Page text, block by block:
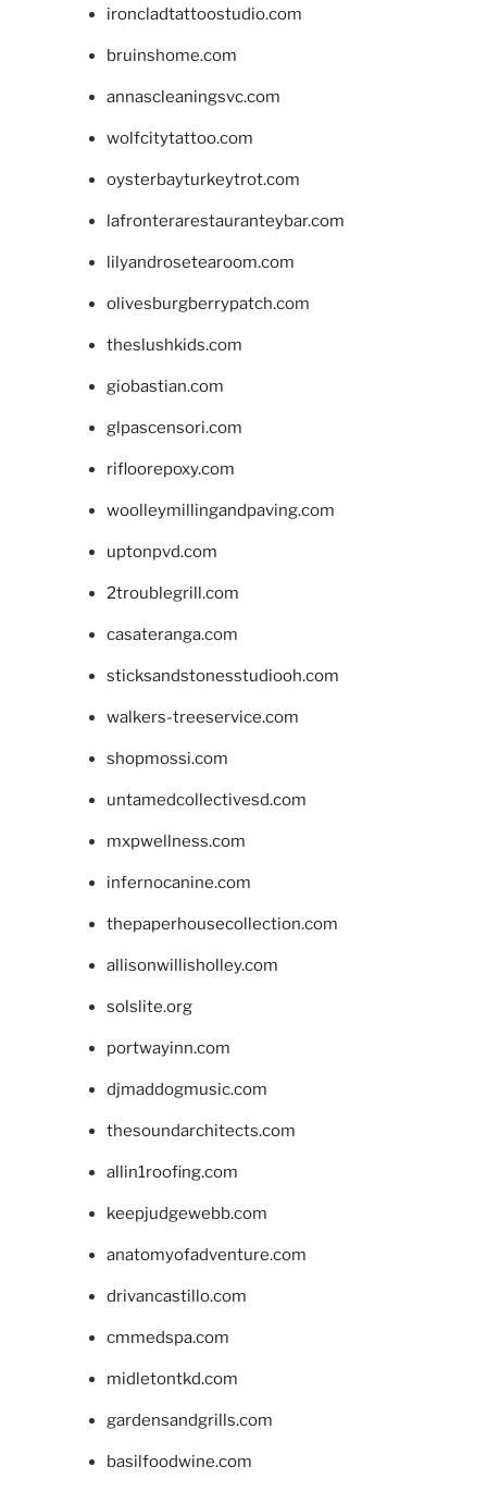
ironcladtattoostudio.com
bruinshome.com
annascleaningsvc.com
wolfcitytattoo.com
oysterbayturkeytrot.com
lafronterarestauranteybar.com
lilyandrosetearoom.com
olivesburgberrypatch.com
theslushkids.com
giobastian.com
glpascensori.com
rifloorepoxy.com
woolleymillingandpaving.com
uptonpvd.com
2troublegrill.com
casateranga.com
sticksandstonesstudiooh.com
walkers-treeservice.com
shopmossi.com
untamedcollectivesd.com
mxpwellness.com
infernocanine.com
thepaperhousecollection.com
allisonwillisholley.com
solslite.org
portwayinn.com
djmaddogmusic.com
thesoundarchitects.com
allin1roofing.com
keepjudgewebb.com
anatomyofadventure.com
drivancastillo.com
cmmedspa.com
midletontkd.com
gardensandgrills.com
basilfoodwine.com